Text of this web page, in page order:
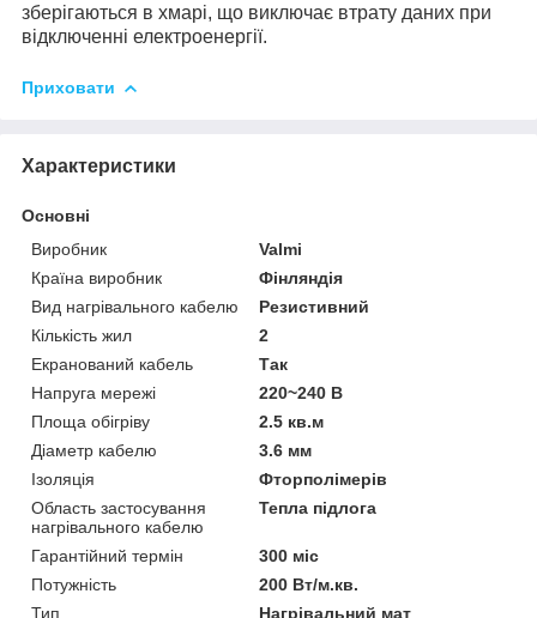
зберігаються в хмарі, що виключає втрату даних при
відключенні електроенергії.
Приховати
Характеристики
Основні
Виробник
Valmi
Країна виробник
Фінляндія
Вид нагрівального кабелю
Резистивний
Кількість жил
2
Екранований кабель
Так
Напруга мережі
220~240 В
Площа обігріву
2.5 кв.м
Діаметр кабелю
3.6 мм
Ізоляція
Фторполімерів
Область застосування
нагрівального кабелю
Тепла підлога
Гарантійний термін
300 міс
Потужність
200 Вт/м.кв.
Тип
Нагрівальний мат